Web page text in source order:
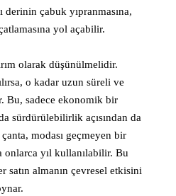
derinin çabuk yıpranmasına,
yol açabilir.
olarak düşünülmelidir.
o kadar uzun süreli ve
Bu, sadece ekonomik bir
sürdürülebilirlik açısından da
modası geçmeyen bir
onlarca yıl kullanılabilir. Bu
almanın çevresel etkisini